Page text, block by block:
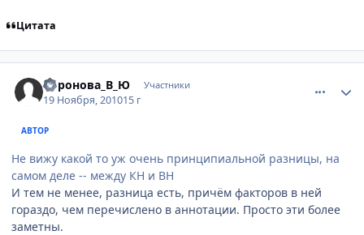
Цитата
Воронова_В_Ю Участники
19 Ноября, 201015 г
АВТОР
Не вижу какой то уж очень принципиальной разницы, на
самом деле -- между КН и ВН
И тем не менее, разница есть, причём факторов в ней
гораздо, чем перечислено в аннотации. Просто эти более
заметны.